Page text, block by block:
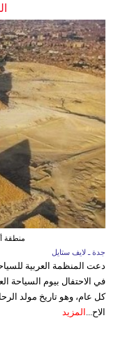
منطقة
جدة ـ لايف ستايل
دعت المنظمة العربية
كل عام، وهو تاريخ مولد
الاح... المزيد